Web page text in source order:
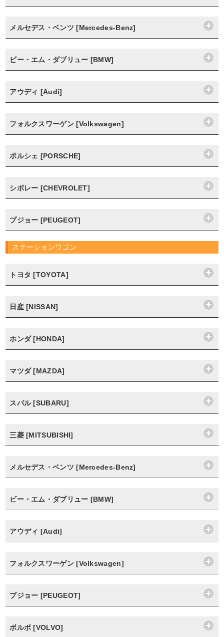
メルセデス・ベンツ [Mercedes-Benz]
ビー・エム・ダブリュー [BMW]
アウディ [Audi]
フォルクスワーゲン [Volkswagen]
ポルシェ [PORSCHE]
シボレー [CHEVROLET]
プジョー [PEUGEOT]
ステーションワゴン
トヨタ [TOYOTA]
日産 [NISSAN]
ホンダ [HONDA]
マツダ [MAZDA]
スバル [SUBARU]
三菱 [MITSUBISHI]
メルセデス・ベンツ [Mercedes-Benz]
ビー・エム・ダブリュー [BMW]
アウディ [Audi]
フォルクスワーゲン [Volkswagen]
プジョー [PEUGEOT]
ボルボ [VOLVO]